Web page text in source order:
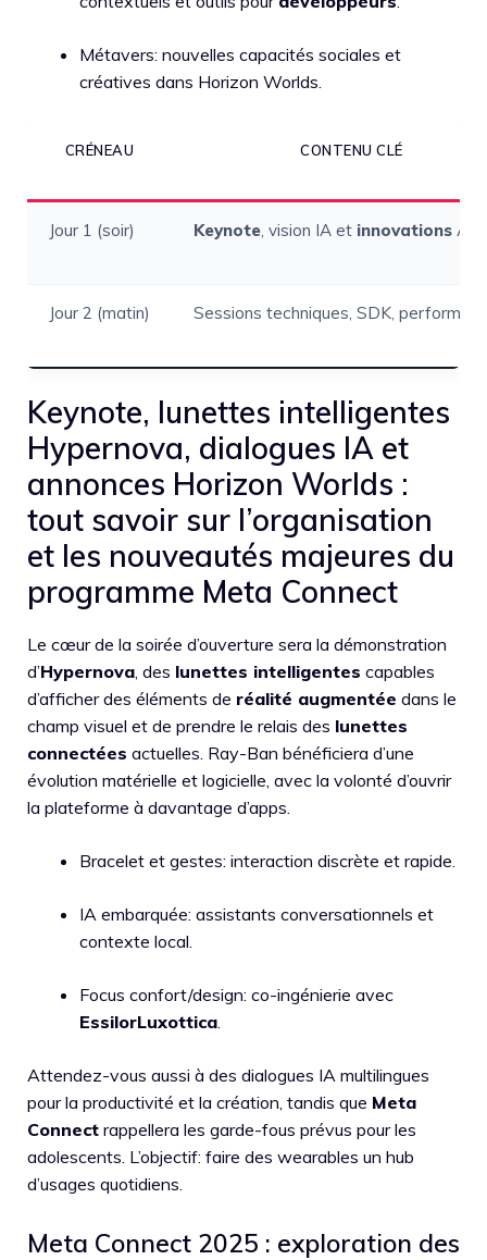
Métavers: nouvelles capacités sociales et
créatives dans Horizon Worlds.
CRÉNEAU CONTENU CLÉ
Jour 1 (soir) Keynote , vision IA et innovations
Jour 2 (matin) Sessions techniques, SDK,
Keynote, lunettes intelligentes
Hypernova, dialogues IA et
annonces Horizon Worlds :
tout savoir sur l’organisation
et les nouveautés majeures du
programme Meta Connect
Le cœur de la soirée d’ouverture sera la démonstration
d’Hypernova , des lunettes intelligentes capables
d’afficher des éléments de réalité augmentée dans le
champ visuel et de prendre le relais des lunettes
connectées actuelles. Ray-Ban bénéficiera d’une
évolution matérielle et logicielle, avec la volonté d’ouvrir
la plateforme à davantage d’apps.
Bracelet et gestes: interaction discrète et rapide.
IA embarquée: assistants conversationnels et
contexte local.
Focus confort/design: co-ingénierie avec
EssilorLuxottica
Attendez-vous aussi à des dialogues IA multilingues
pour la productivité et la création, tandis que Meta
Connect rappellera les garde-fous prévus pour les
adolescents. L’objectif: faire des wearables un hub
d’usages quotidiens.
Meta Connect 2025 : exploration des